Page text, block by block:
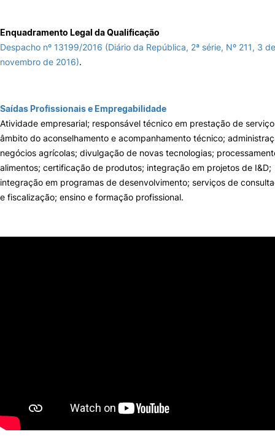
Enquadramento Legal da Qualificação
Despacho nº 13199/2016 (Diário da República, 2ª série, Nº 211, 3 de
novembro de 2016).
Saídas Profissionais e Empregabilidade
Atividade empresarial; responsável técnico em prestação de
âmbito do aconselhamento e acompanhamento técnico;
negócios agrícolas; divulgação de novas tecnologias;
alimentos; certificação de produtos; integração em projetos de I&D;
integração em programas de desenvolvimento; serviços de
e fiscalização; ensino e formação profissional.